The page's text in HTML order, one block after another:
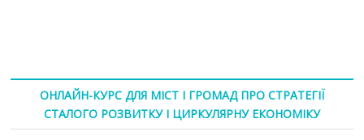
ОНЛАЙН-КУРС ДЛЯ МІСТ І ГРОМАД ПРО СТРАТЕГІЇ
СТАЛОГО РОЗВИТКУ І ЦИРКУЛЯРНУ ЕКОНОМІКУ